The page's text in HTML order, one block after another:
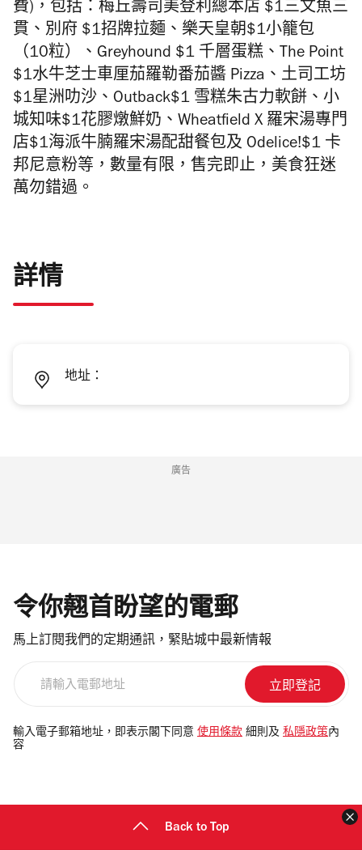
費)，包括：梅丘壽司美登利總本店 $1三文魚三
貫、別府 $1招牌拉麵、樂天皇朝$1小籠包
（10粒）、Greyhound $1 千層蛋糕、The Point
$1水牛芝士車厘茄羅勒番茄醬 Pizza、土司工坊
$1星洲叻沙、Outback$1 雪糕朱古力軟餅、小
城知味$1花膠燉鮮奶、Wheatfield X 羅宋湯專門
店$1海派牛腩羅宋湯配甜餐包及 Odelice!$1 卡
邦尼意粉等，數量有限，售完即止，美食狂迷
萬勿錯過。
詳情
地址：
廣告
令你翹首盼望的電郵
馬上訂閱我們的定期通訊，緊貼城中最新情報
電
郵
輸入電子郵箱地址，即表示閣下同意 使用條款 細則及 私隱政策 內
容
Back to Top